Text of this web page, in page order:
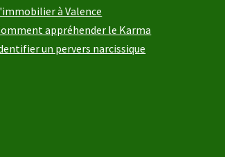
à Valence
appréhender le Karma
un pervers narcissique